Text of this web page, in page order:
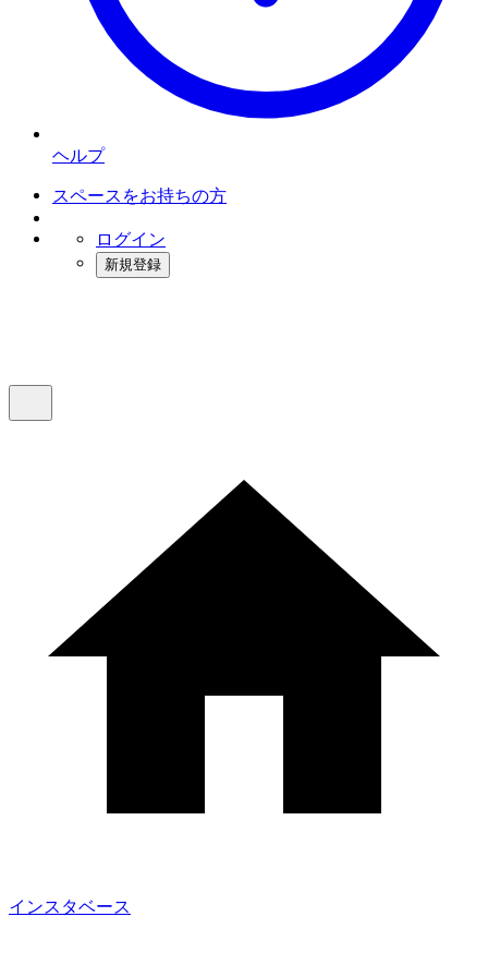
ヘルプ
スペースをお持ちの方
ログイン
新規登録
インスタベース